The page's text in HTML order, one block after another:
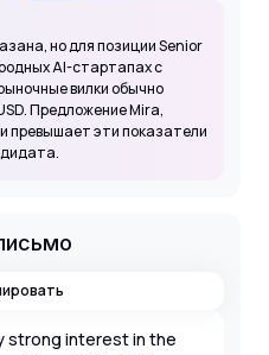
но для позиции Senior
AI-стартапах с
вилки обычно
Предложение Mira,
превышает эти показатели
strong interest in the